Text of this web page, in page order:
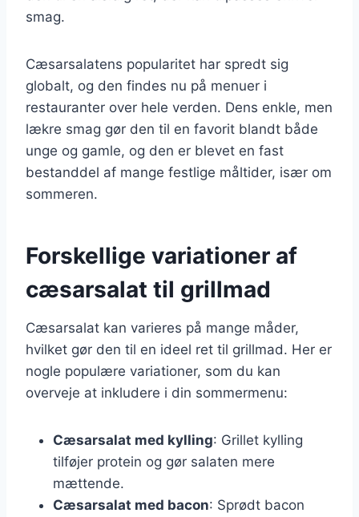
smag.
Cæsarsalatens popularitet har spredt sig
globalt, og den findes nu på menuer i
restauranter over hele verden. Dens enkle, men
lækre smag gør den til en favorit blandt både
unge og gamle, og den er blevet en fast
bestanddel af mange festlige måltider, især om
sommeren.
Forskellige variationer af
cæsarsalat til grillmad
Cæsarsalat kan varieres på mange måder,
hvilket gør den til en ideel ret til grillmad. Her er
nogle populære variationer, som du kan
overveje at inkludere i din sommermenu:
Cæsarsalat med kylling: Grillet kylling
tilføjer protein og gør salaten mere
mættende.
Cæsarsalat med bacon: Sprødt bacon